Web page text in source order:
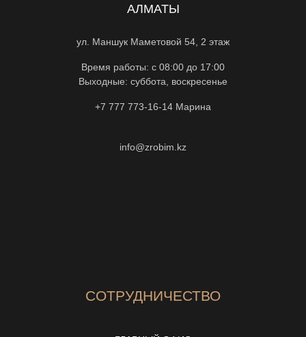
АЛМАТЫ
ул. Маншук Маметовой 54, 2 этаж
Время работы: с 08:00 до 17:00
Выходные: суббота, воскресенье
+7 777 773-16-14 Марина
info@zrobim.kz
СОТРУДНИЧЕСТВО